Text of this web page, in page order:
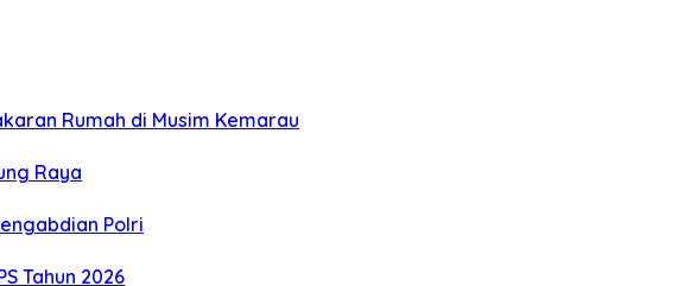
Rumah di Musim Kemarau
Raya
Polri
Tahun 2026